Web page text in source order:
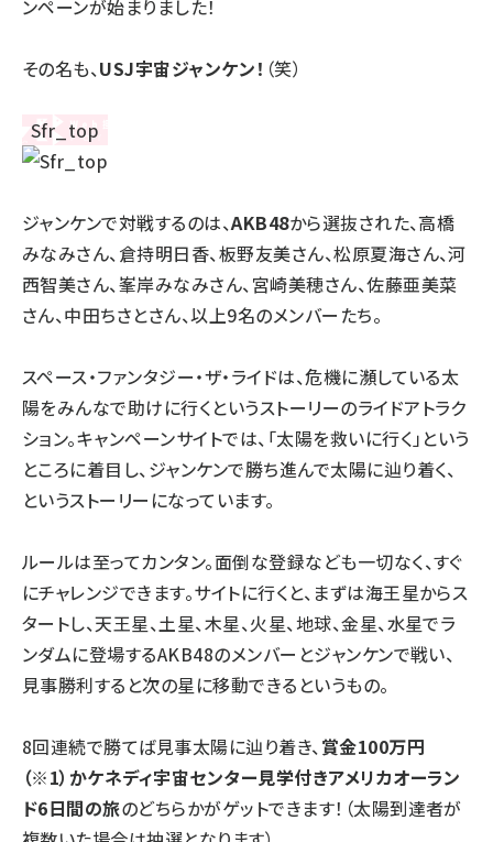
ンペーンが始まりました！
その名も、USJ宇宙ジャンケン！ （笑）
ジャンケンで対戦するのは、AKB48から選抜された、高橋
みなみさん、倉持明日香、板野友美さん、松原夏海さん、河
西智美さん、峯岸みなみさん、宮崎美穂さん、佐藤亜美菜
さん、中田ちさとさん、以上9名のメンバーたち。
スペース・ファンタジー・ザ・ライドは、危機に瀕している太
陽をみんなで助けに行くというストーリーのライドアトラク
ション。キャンペーンサイトでは、「太陽を救いに行く」という
ところに着目し、ジャンケンで勝ち進んで太陽に辿り着く、
というストーリーになっています。
ルールは至ってカンタン。面倒な登録なども一切なく、すぐ
にチャレンジできます。サイトに行くと、まずは海王星からス
タートし、天王星、土星、木星、火星、地球、金星、水星でラ
ンダムに登場するAKB48のメンバーとジャンケンで戦い、
見事勝利すると次の星に移動できるというもの。
8回連続で勝てば見事太陽に辿り着き、賞金100万円
（※1）かケネディ宇宙センター見学付きアメリカオーラン
ド6日間の旅のどちらかがゲットできます！（太陽到達者が